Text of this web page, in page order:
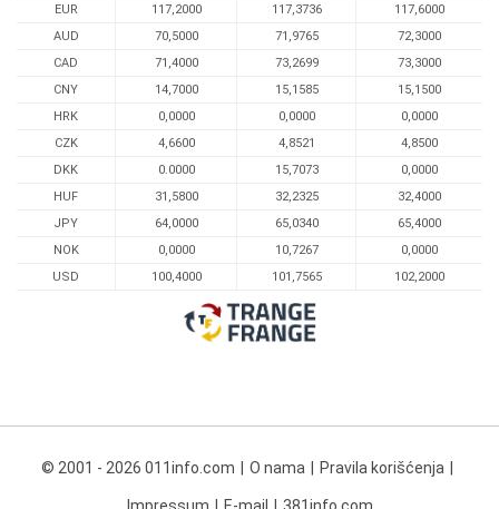
EUR 117,2000 117,3736
117,6000
AUD
70,5000 71,9765
72,3000
CAD
71,4000 73,2699
73,3000
CNY
14,7000 15,1585
15,1500
HRK
0,0000 0,0000
0,0000
CZK
4,6600 4,8521
4,8500
DKK
0.0000 15,7073
0,0000
HUF
31,5800 32,2325
32,4000
JPY
64,0000 65,0340
65,4000
NOK
0,0000 10,7267
0,0000
USD
100,4000 101,7565 102,2000
© 2001 - 2026 011info.com O nama Pravila korišćenja
Impressum E-mail 381info.com